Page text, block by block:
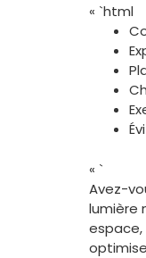
« `html
« `
Avez-
lumière
espace,